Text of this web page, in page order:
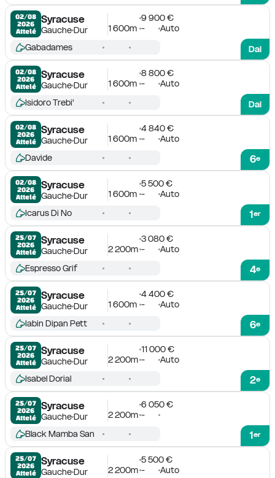
02/08
2026
Attelé
Syracuse
GaucheDur
9 900 €
1 600m -
Auto
Dai
Gabadames
02/08
2026
Attelé
Syracuse
GaucheDur
8 800 €
1 600m -
Auto
Dai
Isidoro Trebi'
02/08
2026
Attelé
Syracuse
GaucheDur
4 840 €
1 600m - Auto
6e
Davide
02/08
2026
Attelé
Syracuse
GaucheDur
5 500 €
1 600m - Auto
1er
Icarus Di No
25/07
2026
Attelé
Syracuse
GaucheDur
3 080 €
2 200m - Auto
4e
Espresso Grif
25/07
2026
Attelé
Syracuse
GaucheDur
4 400 €
1 600m - Auto
6e
Iabin Dipan Pett
25/07
2026
Attelé
Syracuse
GaucheDur
11 000 €
2 200m - Auto
2e
Isabel Dorial
25/07
2026
Attelé
Syracuse
GaucheDur
6 050 €
2 200m -
1er
Black Mamba San
25/07
2026
Attelé
Syracuse
GaucheDur
5 500 €
2 200m - Auto